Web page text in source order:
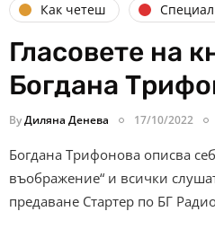
Как четеш
Гласовете на
Богдана
ByДиляна Денева 17/10/2022
Богдана Трифонова описва
въображение“ и всички
предаване Стартер по БГ